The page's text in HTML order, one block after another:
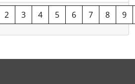
2 3 4 5 6 7 8 9